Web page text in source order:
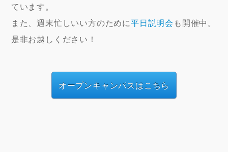
ています。
また、週末忙しいい方のために平日説明会 も開催中。
是非お越しください！
オープンキャンパスはこちら